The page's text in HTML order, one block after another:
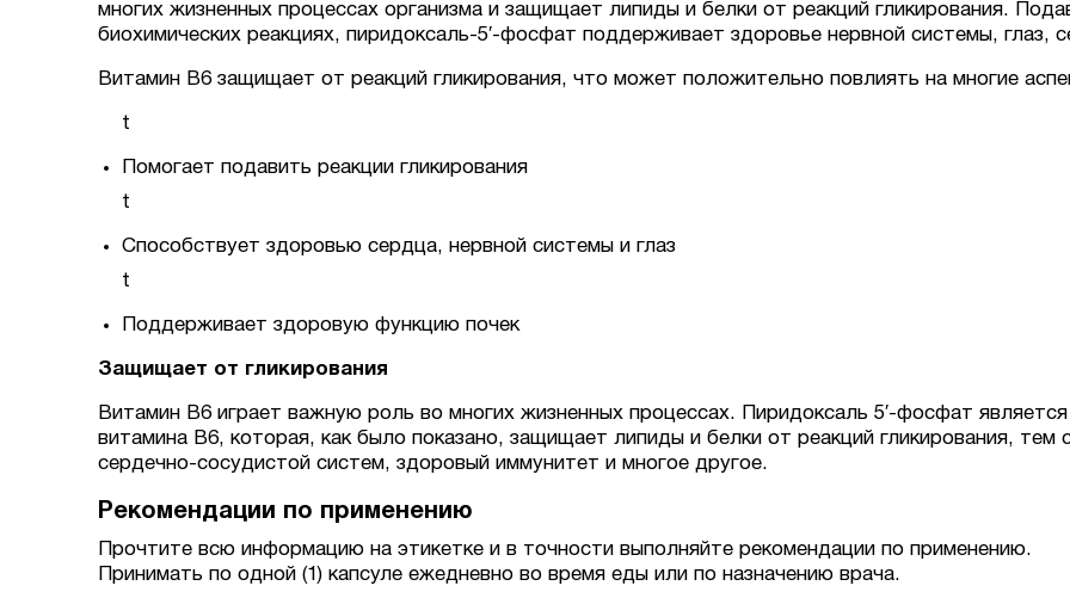
многих жизненных процессах организма и защищает липиды и белки от реакций гликирования.
биохимических реакциях, пиридоксаль-5′-фосфат поддерживает здоровье нервной системы, глаз,
Витамин B6 защищает от реакций гликирования, что может положительно повлиять на многие
t
Помогает подавить реакции гликирования
t
Способствует здоровью сердца, нервной системы и глаз
t
Поддерживает здоровую функцию почек
Защищает от гликирования
Витамин B6 играет важную роль во многих жизненных процессах. Пиридоксаль 5′-фосфат
витамина B6, которая, как было показано, защищает липиды и белки от реакций гликирования,
сердечно-сосудистой систем, здоровый иммунитет и многое другое.
Рекомендации по применению
Прочтите всю информацию на этикетке и в точности выполняйте рекомендации по применению.
Принимать по одной (1) капсуле ежедневно во время еды или по назначению врача.